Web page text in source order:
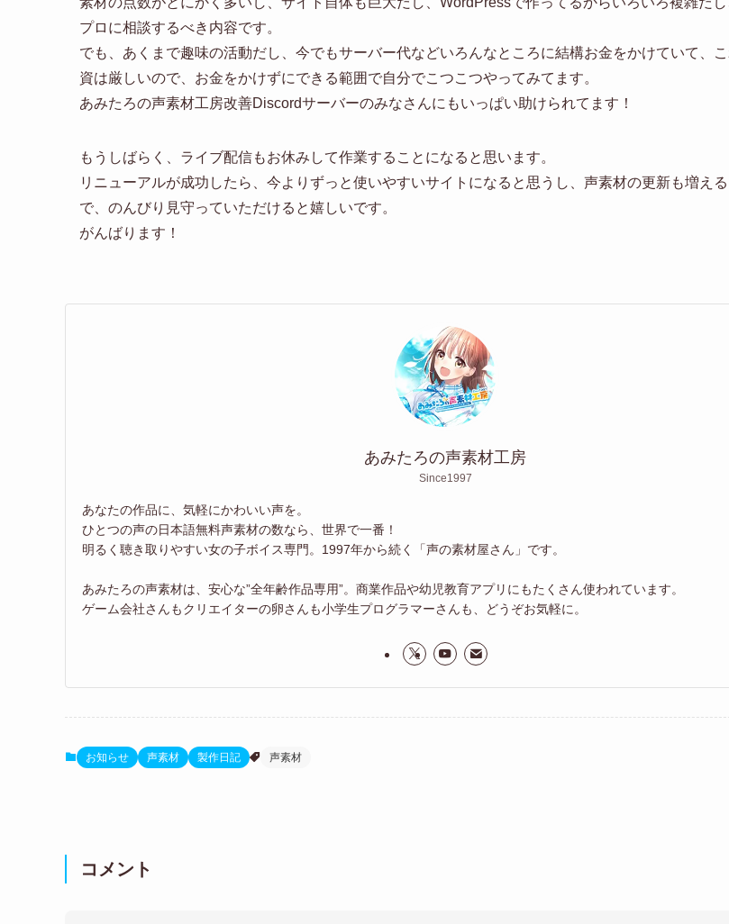
プロに相談するべき内容です。
でも、あくまで趣味の活動だし、今でもサーバー代などいろんなところに結構お金をかけていて、
資は厳しいので、お金をかけずにできる範囲で自分でこつこつやってみてます。
あみたろの声素材工房改善Discordサーバーのみなさんにもいっぱい助けられてます！
もうしばらく、ライブ配信もお休みして作業することになると思います。
リニューアルが成功したら、今よりずっと使いやすいサイトになると思うし、声素材の更新も増え
で、のんびり見守っていただけると嬉しいです。
がんばります！
あみたろの声素材工房
Since1997
あなたの作品に、気軽にかわいい声を。
ひとつの声の日本語無料声素材の数なら、世界で一番！
明るく聴き取りやすい女の子ボイス専門。1997年から続く「声の素材屋さん」です。
あみたろの声素材は、安心な”全年齢作品専用”。商業作品や幼児教育アプリにもたくさん使われています。
ゲーム会社さんもクリエイターの卵さんも小学生プログラマーさんも、どうぞお気軽に。
お知らせ 声素材 製作日記 声素材
コメント